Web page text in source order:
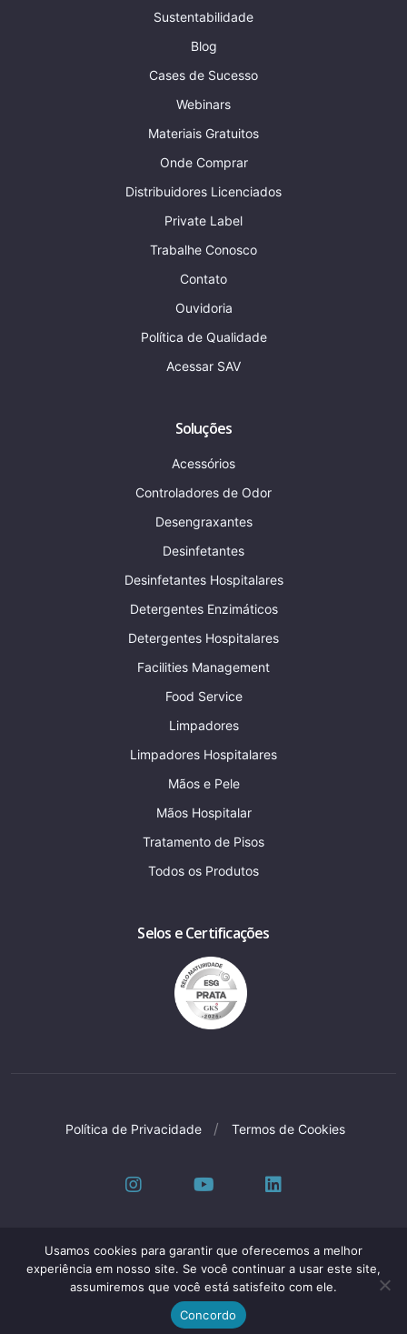
Sustentabilidade
Blog
Cases de Sucesso
Webinars
Materiais Gratuitos
Onde Comprar
Distribuidores Licenciados
Private Label
Trabalhe Conosco
Contato
Ouvidoria
Política de Qualidade
Acessar SAV
Soluções
Acessórios
Controladores de Odor
Desengraxantes
Desinfetantes
Desinfetantes Hospitalares
Detergentes Enzimáticos
Detergentes Hospitalares
Facilities Management
Food Service
Limpadores
Limpadores Hospitalares
Mãos e Pele
Mãos Hospitalar
Tratamento de Pisos
Todos os Produtos
Selos e Certificações
Política de Privacidade Termos de Cookies
Oleak Industria E Comercio LTDA © Todos os
direitos reservados | CNPJ: 61.153.250/0001-56
Desenvolvido porElo Criativo
Usamos cookies para garantir que oferecemos a melhor
experiência em nosso site. Se você continuar a usar este site,
assumiremos que você está satisfeito com ele.
Concordo